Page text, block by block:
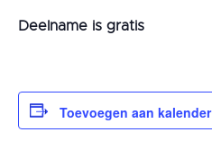
Deelname is gratis
Toevoegen aan kalender